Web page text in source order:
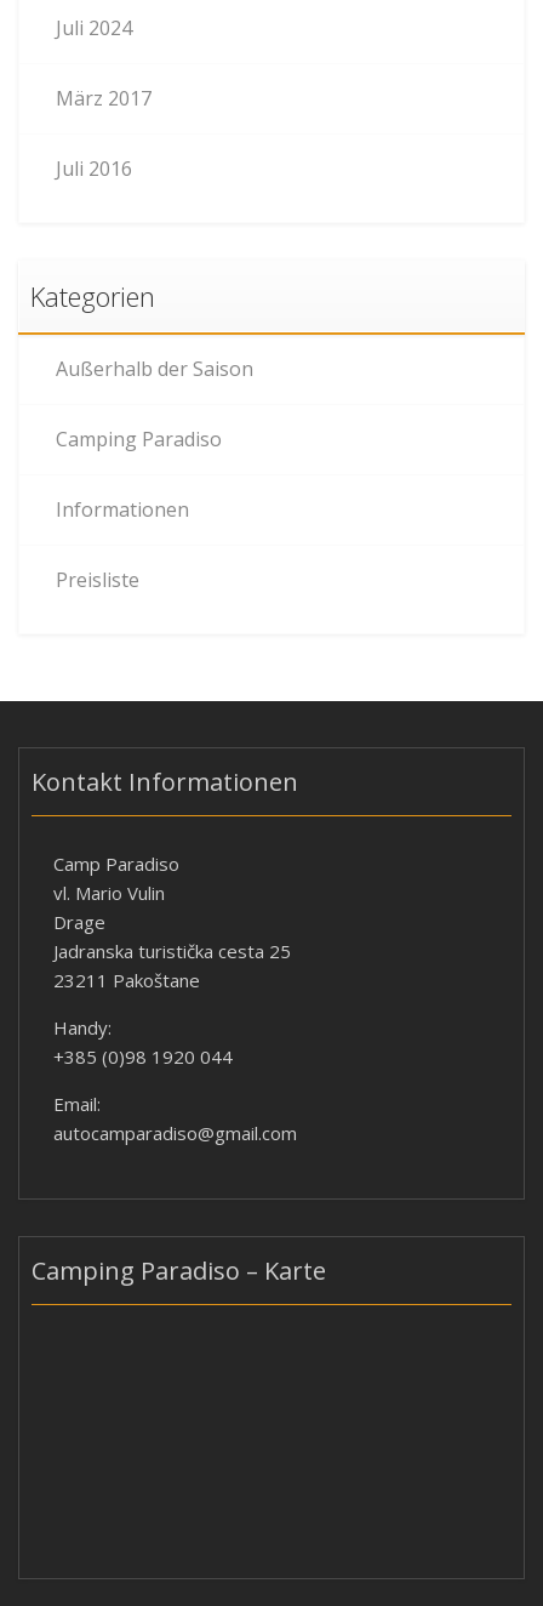
Juli 2024
März 2017
Juli 2016
Kategorien
Außerhalb der Saison
Camping Paradiso
Informationen
Preisliste
Kontakt Informationen
Camp Paradiso
vl. Mario Vulin
Drage
Jadranska turistička cesta 25
23211 Pakoštane
Handy:
+385 (0)98 1920 044
Email:
autocamparadiso@gmail.com
Camping Paradiso – Karte